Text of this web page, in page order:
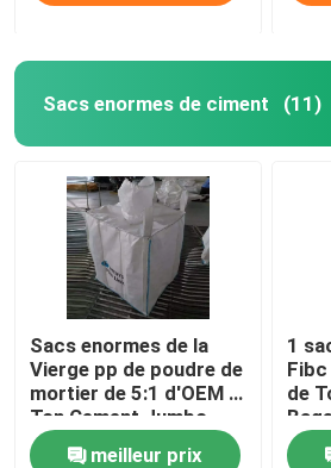
Sacs enormes de ciment (11)
Sacs enormes de la
Vierge pp de poudre de
mortier de 5:1 d'OEM 1
Ton Cement Jumbo
Bags
meilleur prix
1
de